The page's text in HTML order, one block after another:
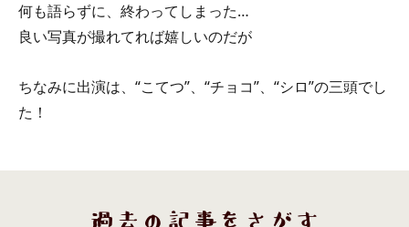
何も語らずに、終わってしまった…
良い写真が撮れてれば嬉しいのだが
ちなみに出演は、“こてつ”、“チョコ”、“シロ”の三頭でし
た！